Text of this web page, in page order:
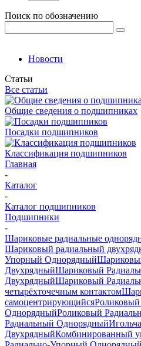
Поиск по обозначению
Новости
Статьи
Все статьи
Общие сведения о подшипниках
Посадки подшипников
Классификация подшипников
Главная
-
Каталог
-
Каталог подшипников
Подшипники
-
Шариковые радиальные
Шариковый радиальный
Упорный Однорядный
ДвухрядныйШариковый
ДвухрядныйШариковый
четырёхточечным контактом
самоцентрирующийся
ОднорядныйРоликовый
Радиальный Однорядный
ДвухрядныйКомбинированный